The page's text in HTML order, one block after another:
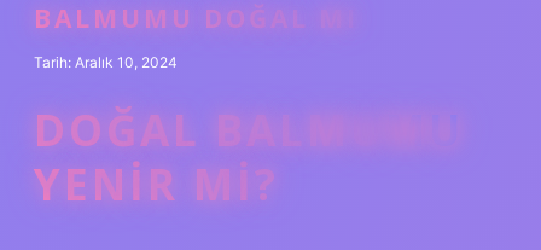
BALMUMU DOĞAL MI
Tarih: Aralık 10, 2024
DOĞAL BALMUMU
YENIR MI?